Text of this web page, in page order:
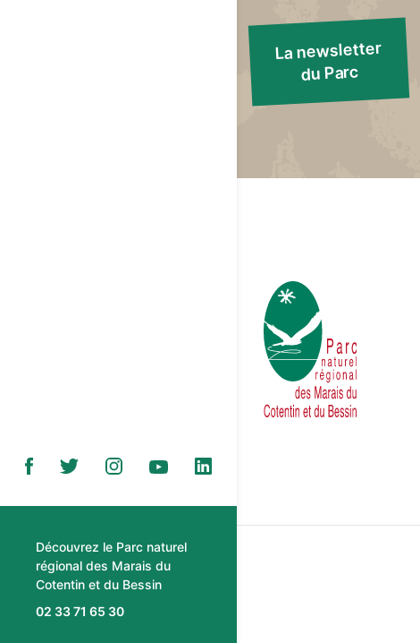
La newsletter
du Parc
Découvrez le Parc naturel
régional des Marais du
Cotentin et du Bessin
02 33 71 65 30